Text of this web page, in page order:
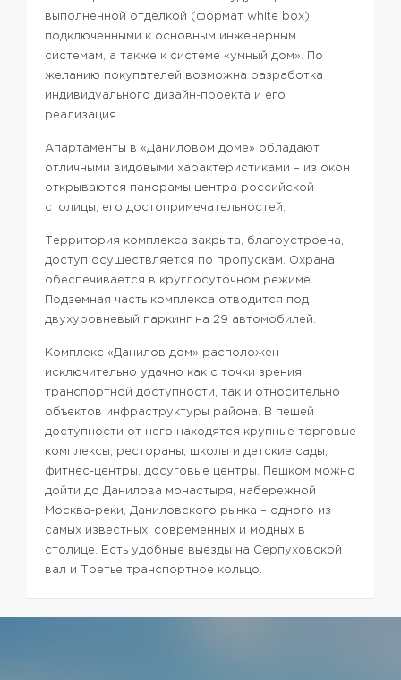
выполненной отделкой (формат white box),
подключенными к основным инженерным
системам, а также к системе «умный дом». По
желанию покупателей возможна разработка
индивидуального дизайн-проекта и его
реализация.
Апартаменты в «Даниловом доме» обладают
отличными видовыми характеристиками – из окон
открываются панорамы центра российской
столицы, его достопримечательностей.
Территория комплекса закрыта, благоустроена,
доступ осуществляется по пропускам. Охрана
обеспечивается в круглосуточном режиме.
Подземная часть комплекса отводится под
двухуровневый паркинг на 29 автомобилей.
Комплекс «Данилов дом» расположен
исключительно удачно как с точки зрения
транспортной доступности, так и относительно
объектов инфраструктуры района. В пешей
доступности от него находятся крупные торговые
комплексы, рестораны, школы и детские сады,
фитнес-центры, досуговые центры. Пешком можно
дойти до Данилова монастыря, набережной
Москва-реки, Даниловского рынка – одного из
самых известных, современных и модных в
столице. Есть удобные выезды на Серпуховской
вал и Третье транспортное кольцо.